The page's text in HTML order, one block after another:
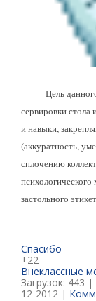
Цель данного
сервировки стола
и навыки,
(аккуратность,
сплочению
застольного
Спасибо
+22
Внеклассные
Загрузок: 443
12-2012 |